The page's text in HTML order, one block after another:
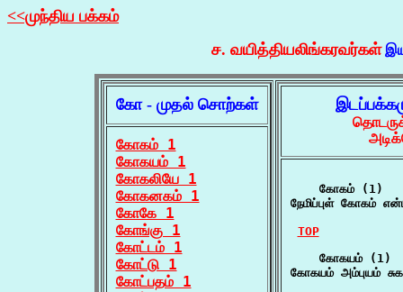
<<முந்திய பக்கம்
ச. வயித்தியலிங்கரவர்கள்
கோ - முதல் சொற்கள்
கோகம் 1
கோகயம் 1
கோகலியே 1
கோகனகம் 1
கோகே 1
கோங்கு 1
கோட்டம் 1
கோட்டு 1
கோட்பதம் 1
    கோகம் (1)
நேமிப்புள் கோகம்
TOP
    கோகயம் (1)
கோகயம் அம்புயம்